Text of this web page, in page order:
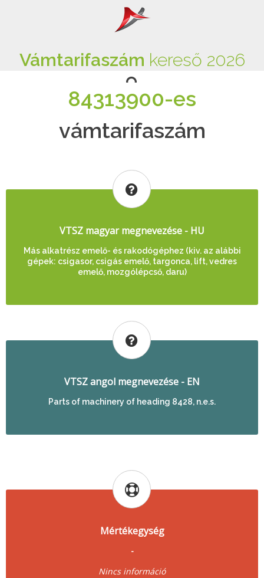
Vámtarifaszám kereső 2026
84313900-es
vámtarifaszám
VTSZ magyar megnevezése - HU
Más alkatrész emelő- és rakodógéphez (kiv. az alábbi
gépek: csigasor, csigás emelő, targonca, lift, vedres
emelő, mozgólépcső, daru)
VTSZ angol megnevezése - EN
Parts of machinery of heading 8428, n.e.s.
Mértékegység
-
Nincs információ